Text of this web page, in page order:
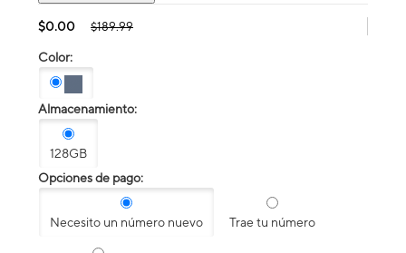
$0.00 $189.99
Color:
Almacenamiento:
128GB
Opciones de pago:
Necesito un número nuevo Trae tu número